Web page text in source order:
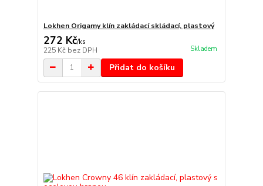
Lokhen Origamy klín zakládací skládací, plastový
272 Kč/ks
225 Kč bez DPH Skladem
Přidat do košíku